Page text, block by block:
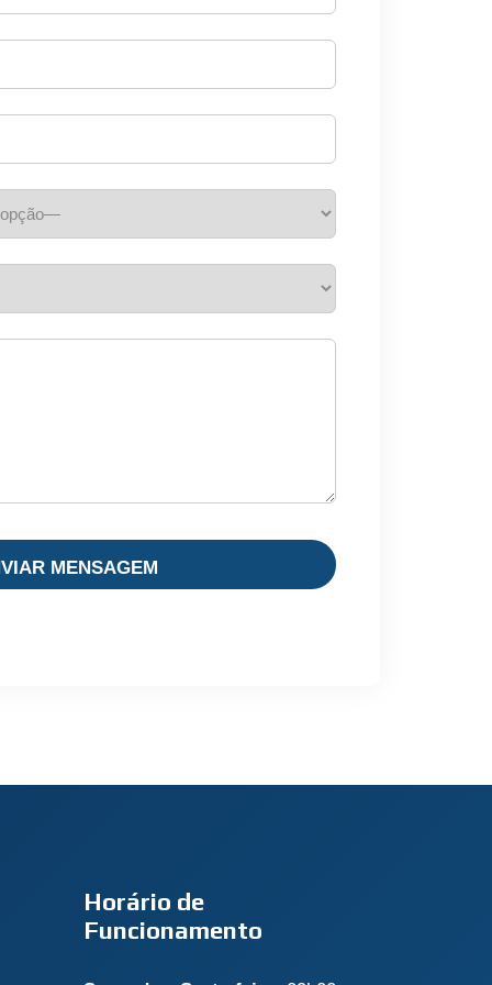
Horário de
Funcionamento